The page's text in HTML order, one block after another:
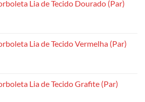
Lia de Tecido Dourado (Par)
Lia de Tecido Vermelha (Par)
Lia de Tecido Grafite (Par)